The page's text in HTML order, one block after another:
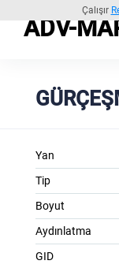
Çalışır
ADV-
Yan
Tip
Boyut
Aydınlatma
GID